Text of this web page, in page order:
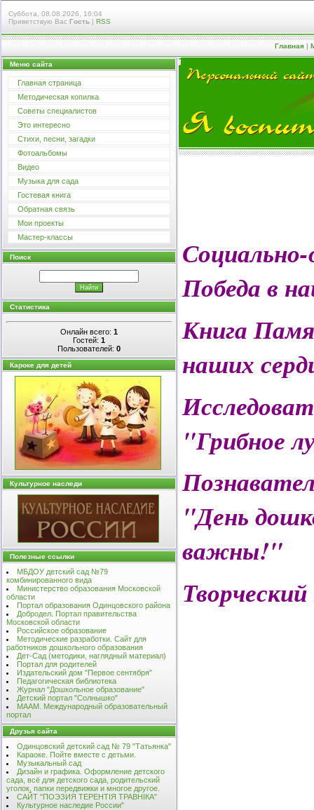
Суббота, 08.08.2026, 16:04
Приветствую Вас Гость | RSS
Главная|
Меню сайта
Главная страница
Методическая копилка
Советы специалистов
Это интересно
Стихи, песни, загадки
Фотоальбомы
Видео
Музыка для сада
Гостевая книга
Обратная связь
Мои проекты
Мастер-классы
Поиск
Статистика
Онлайн всего: 1
Гостей: 1
Пользователей: 0
Кароке для детей
Культурное наследи
Полезные ссылки
МБДОУ детский сад №79
комбинированного вида
Министерство образования Московской
области
Портал образования Одинцовского района
Добродел. Портал правительства
Московской области
Российское образование
Методические разработки. Сайт для
работников дошкольного образования
Дет-Сад (методики, наглядный материал)
Портал для родителей
Издательский дом "Первое сентября"
Педагогическая библиотека
Журнал "Дошкольное образование"
Детский портал "Солнышко"
МААМ. Международный образовательный
портал
Друзья сайта
Одинцовский детский сад № 79 "Татьянка"
Караоке. Пойте вместе с детьми.
Музыкальный сад
Дизайн и графика. Оформление детского
сада, всё для детского сада, родительский
уголок, папки передвижки и многое другое.
САЙТ "ПОЭЗИЯ ТЕРЕНТIЯ ТРАВНIКА"
Культурное наследие России"
Победа в
Книга
наших
"Грибное
"День
важны!"